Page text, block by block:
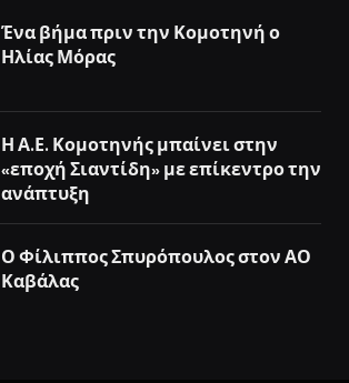
Ένα βήμα πριν την Κομοτηνή ο
Ηλίας Μόρας
Η Α.Ε. Κομοτηνής μπαίνει στην
«εποχή Σιαντίδη» με επίκεντρο την
ανάπτυξη
Ο Φίλιππος Σπυρόπουλος στον ΑΟ
Καβάλας